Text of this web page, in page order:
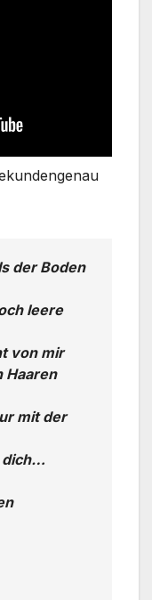
der Boden
leere
von mir
Haaren
mit der
dich…